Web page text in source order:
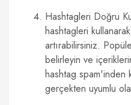
Hashtagleri Doğru
hashtagleri
artırabilirsiniz.
belirleyin ve
hashtag spam'inden
gerçekten uyumlu